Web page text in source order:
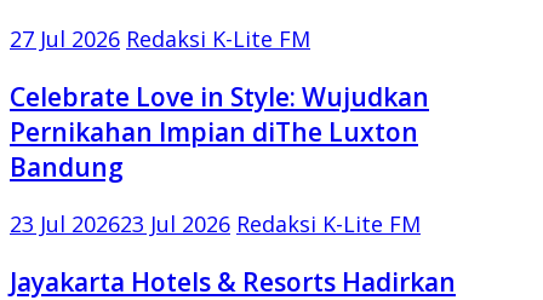
27 Jul 2026 Redaksi K-Lite FM
Celebrate Love in Style: Wujudkan
Pernikahan Impian diThe Luxton
Bandung
23 Jul 202623 Jul 2026 Redaksi K-Lite FM
Jayakarta Hotels & Resorts Hadirkan